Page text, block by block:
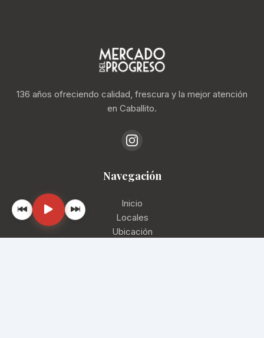
136 años ofreciendo calidad, frescura y la mejor atención
en Caballito.
Navegación
Inicio
Locales
Ubicación